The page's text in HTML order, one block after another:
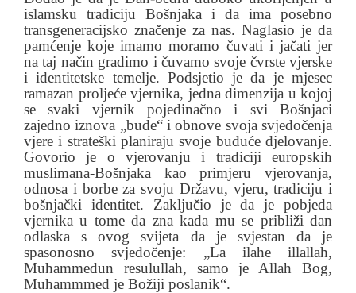
islamsku tradiciju Bošnjaka i da ima posebno
transgeneracijsko značenje za nas. Naglasio je da
pamćenje koje imamo moramo čuvati i jačati jer
na taj način gradimo i čuvamo svoje čvrste vjerske
i identitetske temelje. Podsjetio je da je mjesec
ramazan proljeće vjernika, jedna dimenzija u kojoj
se svaki vjernik pojedinačno i svi Bošnjaci
zajedno iznova „bude“ i obnove svoja svjedočenja
vjere i strateški planiraju svoje buduće djelovanje.
Govorio je o vjerovanju i tradiciji europskih
muslimana-Bošnjaka kao primjeru vjerovanja,
odnosa i borbe za svoju Državu, vjeru, tradiciju i
bošnjački identitet. Zaključio je da je pobjeda
vjernika u tome da zna kada mu se približi dan
odlaska s ovog svijeta da je svjestan da je
spasonosno svjedočenje: „La ilahe illallah,
Muhammedun resulullah, samo je Allah Bog,
Muhammmed je Božiji poslanik“.